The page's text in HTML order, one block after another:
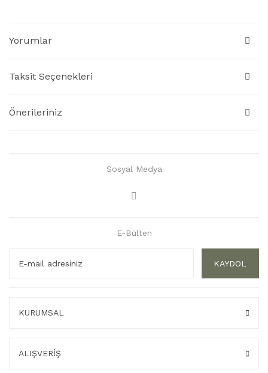
Yorumlar
Taksit Seçenekleri
Önerileriniz
Sosyal Medya
E-Bülten
KAYDOL
KURUMSAL
ALIŞVERİŞ